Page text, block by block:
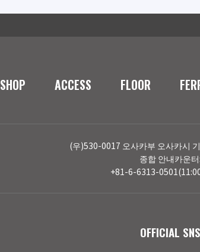
SHOP ACCESS FLOOR
(우)530-0017 오사카부 오사카시
종합 안내카운터:
+81-6-6313-
OFFICIAL SNS